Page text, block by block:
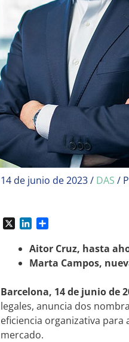
14 de junio de 2023/ DAS /
n
k
I
n
m
p
t
i
r
Aitor Cruz, hasta
Marta Campos,
Barcelona, 14 de junio de
legales, anuncia dos
eficiencia organizativa
mercado.